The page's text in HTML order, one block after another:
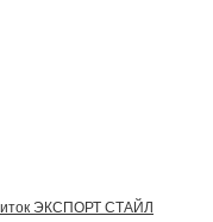
ЭКСПОРТ СТАЙЛ